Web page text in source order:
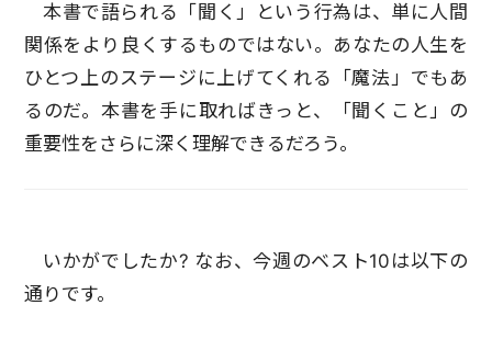
本書で語られる「聞く」という行為は、単に人間
関係をより良くするものではない。あなたの人生を
ひとつ上のステージに上げてくれる「魔法」でもあ
るのだ。本書を手に取ればきっと、「聞くこと」の
重要性をさらに深く理解できるだろう。
いかがでしたか? なお、今週のベスト10は以下の
通りです。